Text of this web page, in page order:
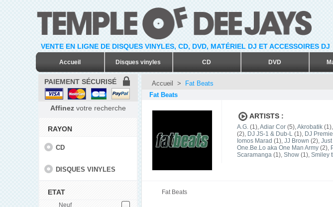
VENTE EN LIGNE DE DISQUES VINYLES, CD, DVD, MATÉRIEL DJ ET ACCESSOIRES DJ
Accueil Disques vinyles CD DVD
PAIEMENT SÉCURISÉ
Affinez votre recherche
RAYON
CD
DISQUES VINYLES
ETAT
Neuf
Accueil >
Fat Beats
Fat Beats
ARTISTS :
A.G. (1),Adiar Cor (5),Akrobatik (1),
(2), DJ JS-1 & Dub-L (1), DJ
Iomos Marad (1), JJ Brown (2), Just
One.Be.Lo aka One Man Army (2),
Scaramanga (1), Show (1), Smiley
Fat Beats